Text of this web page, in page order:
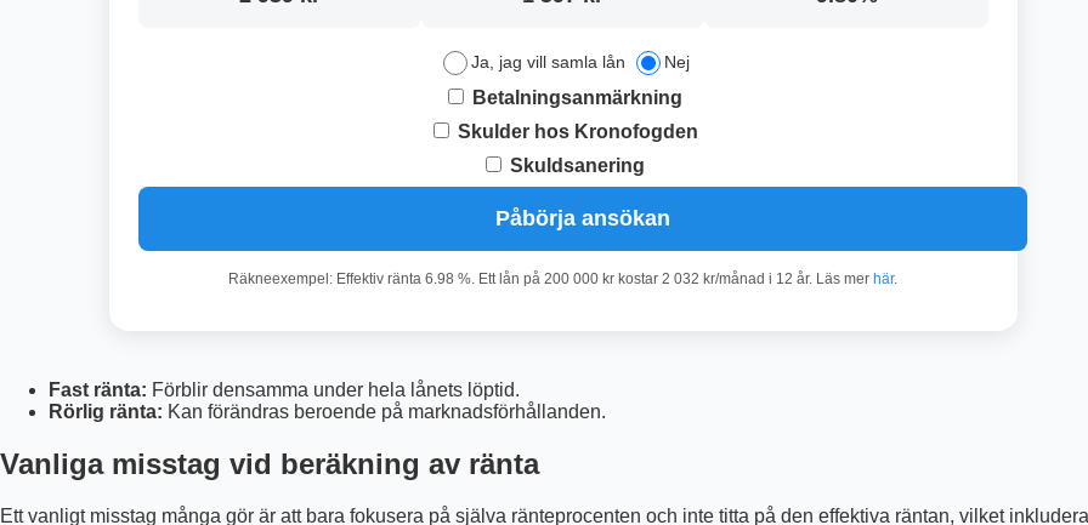
Ja, jag vill samla lån Nej
Betalningsanmärkning
Skulder hos Kronofogden
Skuldsanering
Påbörja ansökan
Räkneexempel: Effektiv ränta 6.98 %. Ett lån på 200 000 kr kostar 2 032 kr/månad i 12 år. Läs mer här.
Fast ränta: Förblir densamma under hela lånets löptid.
Rörlig ränta: Kan förändras beroende på marknadsförhållanden.
Vanliga misstag vid beräkning av ränta
Ett vanligt misstag många gör är att bara fokusera på själva ränteprocenten och inte titta på den effektiva räntan, vilket